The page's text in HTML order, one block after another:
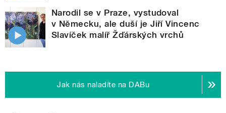
Narodil se v Praze, vystudoval
v Německu, ale duší je Jiří Vincenc
Slavíček malíř Žďárských vrchů
Jak nás naladíte na DABu